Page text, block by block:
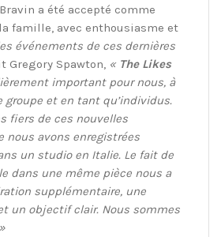
a été accepté comme
famille, avec enthousiasme et
événements de ces dernières
Gregory Spawton, « The Likes
important pour nous, à
groupe et en tant qu’individus.
fiers de ces nouvelles
nous avons enregistrées
un studio en Italie. Le fait de
dans une même pièce nous a
supplémentaire, une
un objectif clair. Nous sommes